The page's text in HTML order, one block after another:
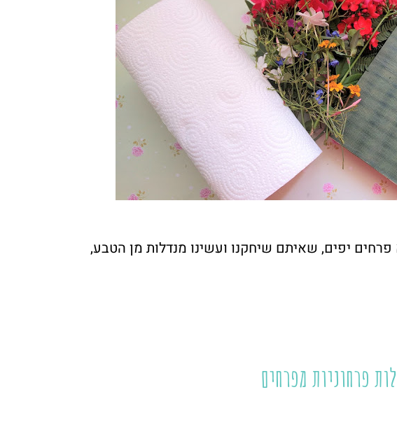
יפים, שאיתם שיחקנו ועשינו מנדלות מן הטבע,
פרחוניות מפרחים